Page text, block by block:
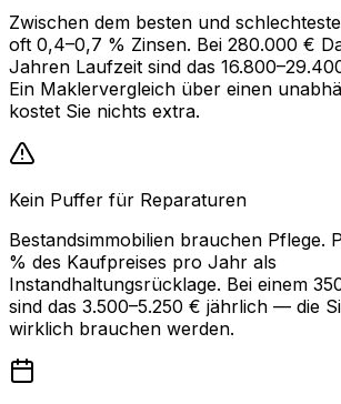
Zwischen dem besten und
oft 0,4–0,7 % Zinsen. Bei 280.000 €
Jahren Laufzeit sind das
Ein Maklervergleich über einen
kostet Sie nichts extra.
Kein Puffer für Reparaturen
Bestandsimmobilien brauchen Pflege.
% des Kaufpreises pro Jahr als
Instandhaltungsrücklage. Bei einem
sind das 3.500–5.250 € jährlich — die
wirklich brauchen werden.